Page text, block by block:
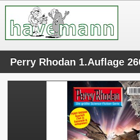
Perry Rhodan 1.Auflage